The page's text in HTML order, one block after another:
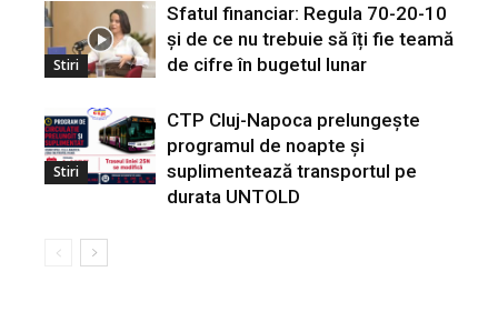
Stiri
Sfatul financiar: Regula 70-20-10
și de ce nu trebuie să îți fie teamă
de cifre în bugetul lunar
Stiri
CTP Cluj-Napoca prelungește
programul de noapte și
suplimentează transportul pe
durata UNTOLD